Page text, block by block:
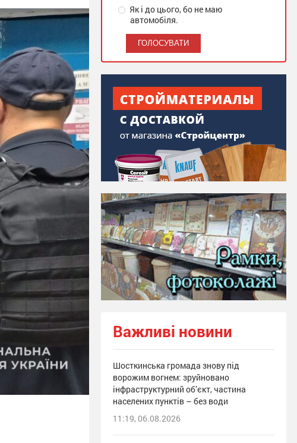
Як і до цього, бо не маю
автомобіля.
Важливі новини
Шосткинська громада знову під
ворожим вогнем: зруйновано
інфраструктурний об’єкт, частина
населених пунктів – без води
11:19, 06.08.2026